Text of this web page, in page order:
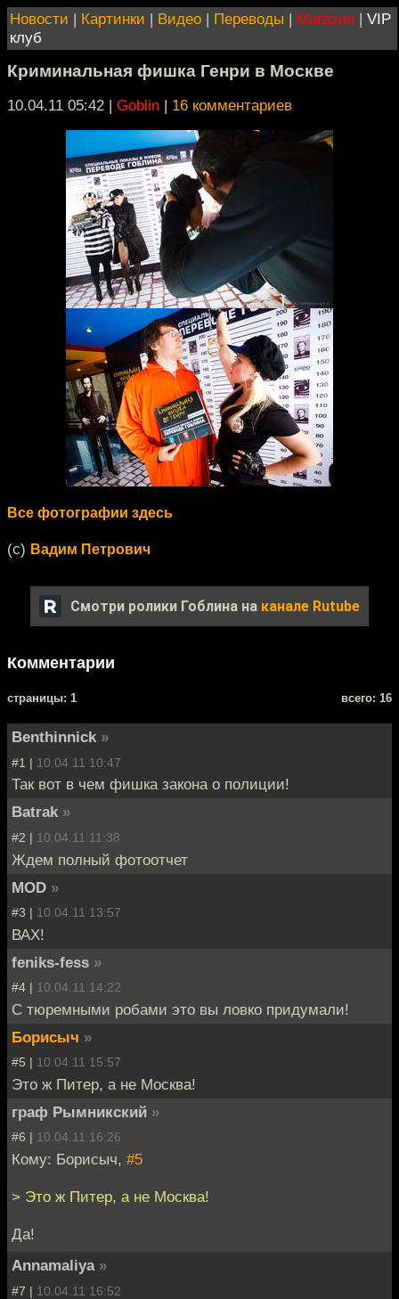
Новости | Картинки | Видео | Переводы | Магазин | VIP
клуб
Криминальная фишка Генри в Москве
10.04.11 05:42 | Goblin | 16 комментариев
Все фотографии здесь
(c) Вадим Петрович
Смотри ролики Гоблина на канале Rutube
Комментарии
cтраницы: 1 всего: 16
Benthinnick »
#1 | 10.04.11 10:47
Так вот в чем фишка закона о полиции!
Batrak »
#2 | 10.04.11 11:38
Ждем полный фотоотчет
MOD »
#3 | 10.04.11 13:57
ВАХ!
feniks-fess »
#4 | 10.04.11 14:22
С тюремными робами это вы ловко придумали!
Борисыч »
#5 | 10.04.11 15:57
Это ж Питер, а не Москва!
граф Рымникский »
#6 | 10.04.11 16:26
Кому: Борисыч, #5
> Это ж Питер, а не Москва!
Да!
Annamaliya »
#7 | 10.04.11 16:52